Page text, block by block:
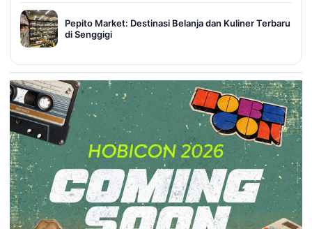
Pepito Market: Destinasi Belanja dan Kuliner Terbaru
di Senggigi